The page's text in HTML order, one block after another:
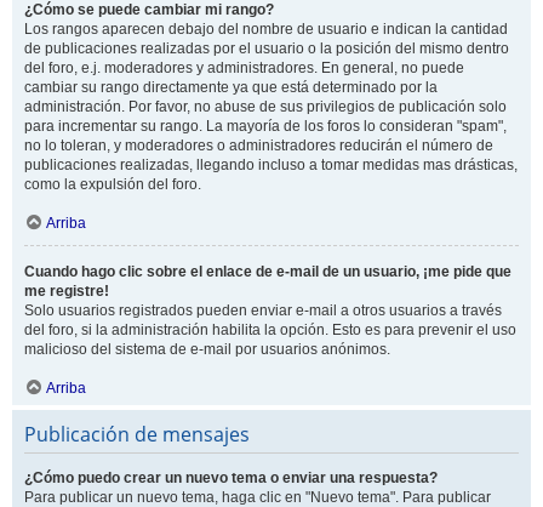
¿Cómo se puede cambiar mi rango?
Los rangos aparecen debajo del nombre de usuario e indican la cantidad
de publicaciones realizadas por el usuario o la posición del mismo dentro
del foro, e.j. moderadores y administradores. En general, no puede
cambiar su rango directamente ya que está determinado por la
administración. Por favor, no abuse de sus privilegios de publicación solo
para incrementar su rango. La mayoría de los foros lo consideran "spam",
no lo toleran, y moderadores o administradores reducirán el número de
publicaciones realizadas, llegando incluso a tomar medidas mas drásticas,
como la expulsión del foro.
Arriba
Cuando hago clic sobre el enlace de e-mail de un usuario, ¡me pide que
me registre!
Solo usuarios registrados pueden enviar e-mail a otros usuarios a través
del foro, si la administración habilita la opción. Esto es para prevenir el uso
malicioso del sistema de e-mail por usuarios anónimos.
Arriba
Publicación de mensajes
¿Cómo puedo crear un nuevo tema o enviar una respuesta?
Para publicar un nuevo tema, haga clic en "Nuevo tema". Para publicar